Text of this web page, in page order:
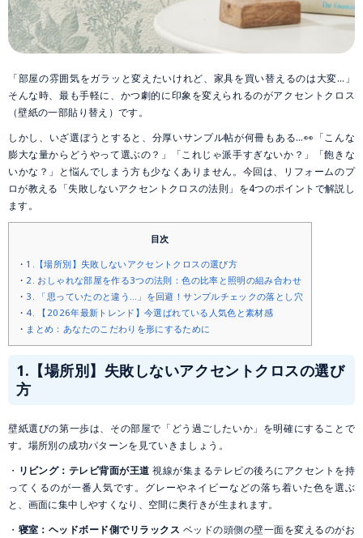
「部屋の雰囲気をガラッと変えたいけれど、家具を買い替えるのは大変…」
そんな時、最も手軽に、かつ劇的に印象を変えられるのがアクセントクロス
（壁紙の一部貼り替え）です。
しかし、いざ選ぼうとすると、分厚いサンプル帖が何冊もある…👀「こんな
膨大な量からどうやって選ぶの？」「これじゃ派手すぎないか？」「飽きな
いかな？」と悩んでしまう方も少なくありません。今回は、リフォームのプ
ロが教える「失敗しないアクセントクロスの法則」を4つのポイントで解説し
ます。
目次
1.【場所別】失敗しないアクセントクロスの選び方
2. おしゃれな部屋を作る3つの法則：色の比率と照明の組み合わせ
3. 「思っていたのと違う…」を回避！サンプルチェックの落とし穴
4. 【2026年最新トレンド】今選ばれている人気色と素材感
まとめ：あなたのこだわりを形にするために
1.【場所別】失敗しないアクセントクロスの選び
方
壁紙選びの第一歩は、その部屋で「どう過ごしたいか」を明確にすることで
す。場所別の成功パターンを見ていきましょう。
・ リビング：テレビ背面が王道 視線が集まるテレビの後ろにアクセントを持
ってくるのが一番人気です。グレーやネイビーなどの落ち着いた色を選ぶ
と、画面に集中しやすくなり、空間に奥行きが生まれます。
・ 寝室：ヘッドボード側でリラックス ベッドの頭側の壁一面を変えるのがお